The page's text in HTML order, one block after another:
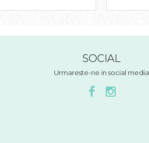
SOCIAL
Urmareste-ne in social media